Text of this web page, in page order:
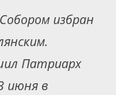
избран
Патриарх
июня в